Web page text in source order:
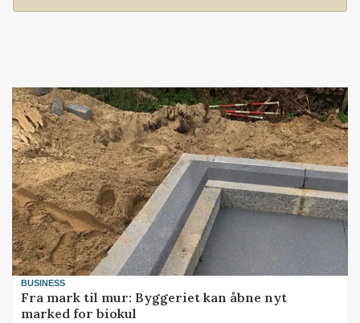
BUSINESS
Fra mark til mur: Byggeriet kan åbne nyt
marked for biokul